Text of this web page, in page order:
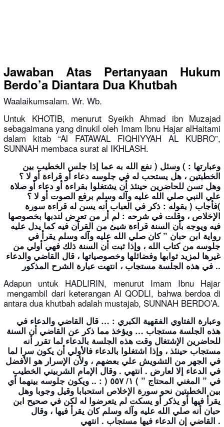
Jawaban Atas Pertanyaan Hukum
Berdo’a Diantara Dua Khutbah
Waalaikumsalam. Wr. Wb.
Untuk KHOTIB, menurut Syeikh Ahmad ibn Muzajad
sebagaimana yang dinukil oleh Imam Ibnu Hajar alHaitami
dalam kitab “Al FATAWAL FIQHIYYAH AL KUBRO”,
SUNNAH membaca surat al IKHLASH.
ﻭﻋﺒﺎﺭﺗﻬﺎ : ) ﻭﺳﺌﻞ ( ﻧﻔﻊ ﺍﻟﻠﻪ ﺑﻪ ﻋﻤﺎ ﺇﺫﺍ ﺟﻠﺲ ﺍﻟﺨﻄﻴﺐ ﺑﻴﻦ
ﺍﻟﺨﻄﺒﺘﻴﻦ ، ﻫﻞ ﻳﺴﺘﺤﺐ ﻟﻪ ﻓﻲ ﺟﻠﻮﺳﻪ ﺩﻋﺎﺀ ﺃﻭ ﻗﺮﺍﺀﺓ ﺃﻭ ﻻ ؟
ﻭﻫﻞ ﺗﺴﻦ ﻟﻠﺤﺎﺿﺮﻳﻦ ﺣﻴﻨﺌﺬ ﺃﻥ ﻳﺸﺘﻐﻠﻮﺍ ﺑﻘﺮﺍﺀﺓ ﺃﻭ ﺩﻋﺎﺀ ﺃﻭ ﺻﻼﺓ
ﻋﻠﻲ ﺍﻟﻨﺒﻲ ﺻﻠﻲ ﺍﻟﻠﻪ ﻋﻠﻴﻪ ﻭﺁﻟﻪ ﻭﺳﻠﻢ ﺑﺮﻓﻊ ﺍﻟﺼﻮﺕ ﺃﻭ ﻻ ؟
)ﻓﺄﺟﺎﺏ ( ﺑﻘﻮﻟﻪ : ﺫﻛﺮ ﻓﻲ ﺍﻟﻌﺒﺎﺏ ﺃﻧﻪ ﻳﺴﻦ ﻟﻪ ﻗﺮﺍﺀﺓ ﺳﻮﺭﺓ
ﺍﻹﺧﻼﺹ ، ﻭﻗﻠﺖ ﻓﻲ ﺷﺮﺣﻪ : ﻟﻢ ﺃﺭ ﻣﻦ ﺗﻌﺮ ﺽ ﻟﻨﺪﺑﻬﺎ ﺑﺨﺼﻮﺻﻬﺎ
ﻓﻴﻪ ﻭﻳﻮﺟﻪ ﺑﺄﻥ ﺍﻟﺴﻨﺔ ﻗﺮﺍﺀﺓ ﺷﻴﺊ ﻣﻦ ﺍﻟﻘﺮﺁﻥ ﻓﻴﻪ ﻛﻤﺎ ﻳﺪﻝ ﻋﻠﻴﻪ
ﺭﻭﺍﻳﺔ ﺍﺑﻦ ﺣﺒﺎﻥ ”ﻛﺎﻥ ﺻﻠﻲ ﺍﻟﻠﻪ ﻋﻠﻴﻪ ﻭﺁﻟﻪ ﻭﺳﻠﻢ ﻳﻘﺮﺃ ﻓﻲ
ﺟﻠﻮﺳﻪ ﻣﻦ ﻛﺘﺎﺏ ﺍﻟﻠﻪ ، ﻭﺇﺫﺍ ﺛﺒﺖ ﺃﻥ ﺍﻟﺴﻨﺔ ﺫﻟﻚ ﻓﻬﻲ ﺃﻭﻟﻲ ﻣﻦ
ﻏﻴﺮﻫﺎ ﻟﻤﺰﻳﺪ ﺛﻮﺍﺑﻬﺎ ﻭﻓﻀﺎﺋﻠﻬﺎ ﻭﺧﺼﻮﺻﻴﺎﺗﻬﺎ ، ﻗﺎﻝ ﺍﻟﻘﺎﺿﻲ ﻭﺍﻟﺪﻋﺎﺀ
ﻓﻲ ﻫﺬﻩ ﺍﻟﺠﻠﺴﺔ ﻣﺴﺘﺠﺎﺏ ، ﺍﻧﺘﻬﺖ ﻋﺒﺎﺭﺓ ﺍﻟﺸﺮﺡ ﺍﻟﻤﺬﻛﻮﺭ ..
Adapun untuk HADLIRIN, menurut Imam Ibnu Hajar
mengambil dari keterangan Al QODLI, bahwa berdoa di
antara dua khutbah adalah mustajab, SUNNAH BERDO’A.
ﻭﻋﺒﺎﺭﺓ ﺍﻟﻔﺘﺎﻭﻱ ﺍﻟﻔﻘﻬﻴﺔ ﺍﻟﻜﺒﺮﻱ : … ﻗﺎﻝ ﺍﻟﻘﺎﺿﻲ ﻭﺍﻟﺪﻋﺎﺀ ﻓﻲ
ﻫﺬﻩ ﺍﻟﺠﻠﺴﺔ ﻣﺴﺘﺠﺎﺏ … ﻭﻳﺆﺧﺬ ﻣﻤﺎ ﺫﻛﺮ ﻋﻦ ﺍﻟﻘﺎﺿﻲ ﺃﻥ ﺍﻟﺴﻨﺔ
ﻟﻠﺤﺎﺿﺮﻳﻦ ﺍﻹﺷﺘﻐﺎﻝ ﻭﻗﺖ ﻫﺬﻩ ﺍﻟﺠﻠﺴﺔ ﺑﺎﻟﺪﻋﺎﺀ ﻟﻤﺎ ﺗﻘﺮﺭ ﺃﻧﻪ
ﻣﺴﺘﺠﺎﺏ ﺣﻴﻨﺌﺬ ، ﻭﺇﺫﺍ ﺍﺷﺘﻐﻠﻮﺍ ﺑﺎﻟﺪﻋﺎﺀ ﻓﺎﻷﻭﻟﻲ ﺃﻥ ﻳﻜﻮﻥ ﺳﺮﺍ ﻟﻤﺎ
ﻓﻲ ﺍﻟﺠﻬﺮ ﻣﻦ ﺍﻟﺘﺸﻮﻳﺶ ﻋﻠﻲ ﺑﻌﻀﻬﻢ ، ﻭﻷﻥ ﺍﻹﺳﺮﺍﺭ ﻫﻮ ﺍﻷﻓﻀﻞ
ﻓﻲ ﺍﻟﺪﻋﺎﺀ ﺇﻻ ﻟﻌﺎﺭﺽ . ﺍﻧﺘﻬﻲ . ﻭﻗﺎﻝ ﺍﻹﻣﺎﻡ ﺍﻟﺸﺮﺑﻴﻨﻲ ﺍﻟﺨﻄﻴﺐ
ﻓﻲ ” ﺍﻟﻤﻐﻨﻲ ﺍﻟﻤﺤﺘﺎﺝ ” ) ١/ ٥٥٧ ( : .. ﻭﻳﻜﻮﻥ ﺟﻠﻮﺳﻪ ﺑﻴﻨﻬﻤﺎ ﺃﻱ
ﺑﻴﻦ ﺍﻟﺨﻄﺒﺘﻴﻦ ﻧﺤﻮ ﺳﻮﺭﺓ ﺍﻹﺧﻼﺹ ﺍﺳﺘﺤﺒﺎﺑﺎ ﻭﻗﻴﻞ ﻭﺟﻮﺑﺎ ﻭﻫﻞ
ﻳﻘﺮﺃ ﻓﻴﻬﺎ ﺃﻭ ﻳﺬﻛﺮ ﺃﻭ ﻳﺴﻜﺖ ﻟﻢ ﻳﺘﻌﺮﺿﻮﺍ ﻟﻪ ﻟﻜﻦ ﻓﻲ ﺻﺤﻴﺢ ﺍﺑﻦ
ﺣﺒﺎﻥ ﺃﻧﻪ ﺻﻠﻲ ﺍﻟﻠﻪ ﻋﻠﻴﻪ ﻭﺁﻟﻪ ﻭﺳﻠﻢ ﻛﺎﻥ ﻳﻘﺮﺃ ﻓﻴﻬﺎ ، ﻭﻗﺎﻝ
ﺍﻟﻘﺎﺿﻲ ﺇﻥ ﺍﻟﺪﻋﺎﺀ ﻓﻴﻬﺎ
ﻣﺴﺘﺠﺎﺏ . ﺍﻧﺘﻬﻲ .